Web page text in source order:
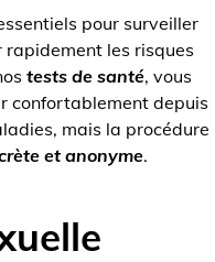
pour surveiller
les risques
tests de santé, vous
confortablement depuis
mais la procédure
et anonyme.